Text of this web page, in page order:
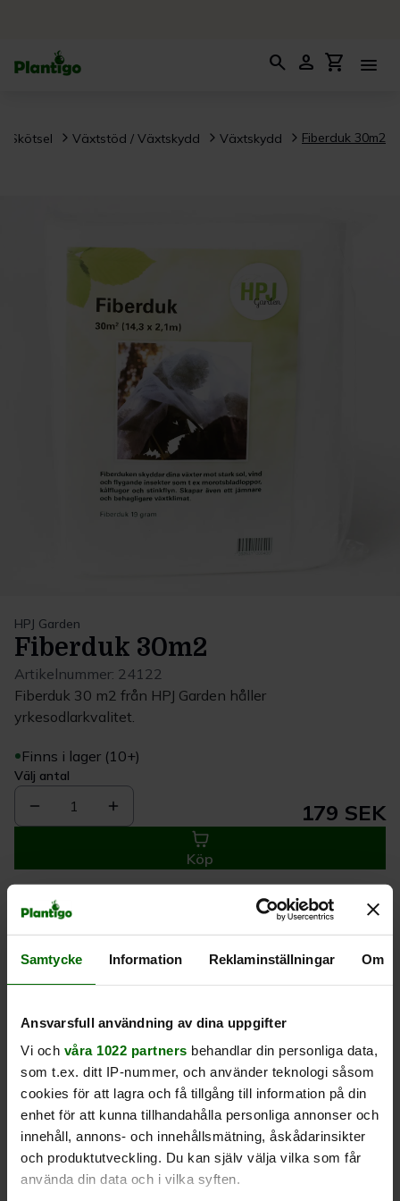
Samtycke Information Reklaminställningar Om
Ansvarsfull användning av dina uppgifter
Vi och våra 1022 partners behandlar din personliga data,
som t.ex. ditt IP-nummer, och använder teknologi såsom
cookies för att lagra och få tillgång till information på din
enhet för att kunna tillhandahålla personliga annonser och
innehåll, annons- och innehållsmätning, åskådarinsikter
och produktutveckling. Du kan själv välja vilka som får
använda din data och i vilka syften.
search person shopping_cart menu
Skötsel Växtstöd / Växtskydd Växtskydd Fiberduk 30m2
HPJ Garden
Fiberduk 30m2
Artikelnummer: 24122
Fiberduk 30 m2 från HPJ Garden håller
yrkesodlarkvalitet.
Finns i lager (10+)
Välj antal
1 179 SEK
Köp
Leverans 1-
3 dagar
Kvalitet till
rätt pris
Eget lager allt i
en leverans
Produktrecensioner
Liknande produkter